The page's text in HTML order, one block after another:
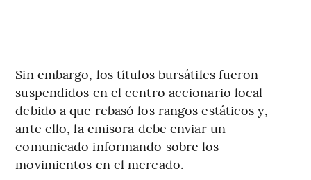
Sin embargo, los títulos bursátiles fueron
suspendidos en el centro accionario local
debido a que rebasó los rangos estáticos y,
ante ello, la emisora debe enviar un
comunicado informando sobre los
movimientos en el mercado.